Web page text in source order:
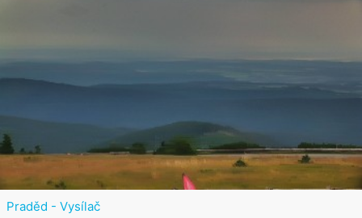
Praděd - Vysílač